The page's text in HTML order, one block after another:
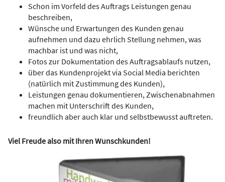
Schon im Vorfeld des Auftrags Leistungen genau
beschreiben,
Wünsche und Erwartungen des Kunden genau
aufnehmen und dazu ehrlich Stellung nehmen, was
machbar ist und was nicht,
Fotos zur Dokumentation des Auftragsablaufs nutzen,
über das Kundenprojekt via Social Media berichten
(natürlich mit Zustimmung des Kunden),
Leistungen genau dokumentieren, Zwischenabnahmen
machen mit Unterschrift des Kunden,
freundlich aber auch klar und selbstbewusst auftreten.
Viel Freude also mit Ihren Wunschkunden!